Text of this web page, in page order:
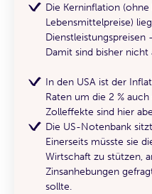
Die Kerninflation (ohne
Lebensmittelpreise)
Damit sind bisher
In den USA ist der
Raten um die 2 %
Zolleffekte sind hier
Die US-Notenbank
Einerseits müsste sie
Wirtschaft zu stützen,
Zinsanhebungen
sollte.